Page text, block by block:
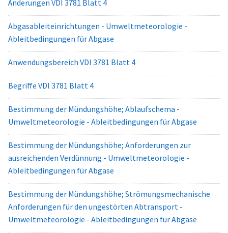
Änderungen VDI 3781 Blatt 4
Abgasableiteinrichtungen - Umweltmeteorologie -
Ableitbedingungen für Abgase
Anwendungsbereich VDI 3781 Blatt 4
Begriffe VDI 3781 Blatt 4
Bestimmung der Mündungshöhe; Ablaufschema -
Umweltmeteorologie - Ableitbedingungen für Abgase
Bestimmung der Mündungshöhe; Anforderungen zur
ausreichenden Verdünnung - Umweltmeteorologie -
Ableitbedingungen für Abgase
Bestimmung der Mündungshöhe; Strömungsmechanische
Anforderungen für den ungestörten Abtransport -
Umweltmeteorologie - Ableitbedingungen für Abgase